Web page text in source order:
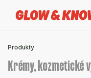
Produkty
Krémy, kozmetické